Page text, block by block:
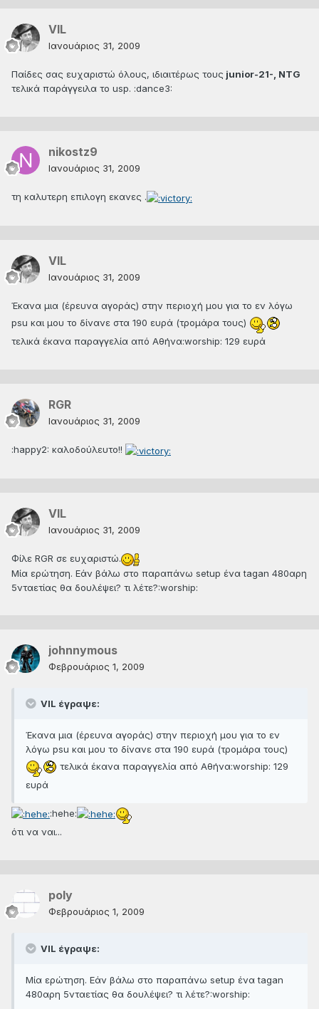
VIL
Ιανουάριος 31, 2009
Παίδες σας ευχαριστώ όλους, ιδιαιτέρως τους junior-21-, ΝTG
τελικά παράγγειλα το usp. :dance3:
nikostz9
Ιανουάριος 31, 2009
τη καλυτερη επιλογη εκανες .
VIL
Ιανουάριος 31, 2009
Έκανα μια (έρευνα αγοράς) στην περιοχή μου για το εν λόγω
psu και μου το δίνανε στα 190 ευρά (τρομάρα τους)
τελικά έκανα παραγγελία από Αθήνα:worship: 129 ευρά
RGR
Ιανουάριος 31, 2009
:happy2: καλοδούλευτο!!
VIL
Ιανουάριος 31, 2009
Φίλε RGR σε ευχαριστώ.
Μία ερώτηση. Εάν βάλω στο παραπάνω setup ένα tagan 480αρη
5νταετίας θα δουλέψει? τι λέτε?:worship:
johnnymous
Φεβρουάριος 1, 2009
VIL έγραψε:
Έκανα μια (έρευνα αγοράς) στην περιοχή μου για το εν
λόγω psu και μου το δίνανε στα 190 ευρά (τρομάρα τους)
τελικά έκανα παραγγελία από Αθήνα:worship: 129
ευρά
:hehe:
ότι να ναι...
poly
Φεβρουάριος 1, 2009
VIL έγραψε:
Μία ερώτηση. Εάν βάλω στο παραπάνω setup ένα tagan
480αρη 5νταετίας θα δουλέψει? τι λέτε?:worship: